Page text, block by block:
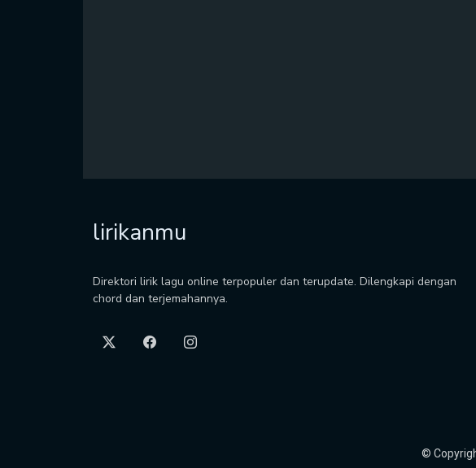
lirikanmu
Direktori lirik lagu online terpopuler dan terupdate. Dilengkapi dengan
chord dan terjemahannya.
©